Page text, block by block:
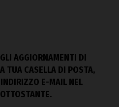
AGGIORNAMENTI DI
TUA CASELLA DI POSTA,
E-MAIL NEL